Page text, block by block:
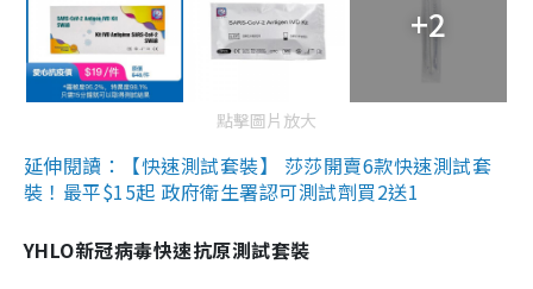
+2
點擊圖片放大
延伸閱讀：【快速測試套裝】 莎莎開賣6款快速測試套
裝！最平$15起 政府衛生署認可測試劑買2送1
YHLO新冠病毒快速抗原測試套裝